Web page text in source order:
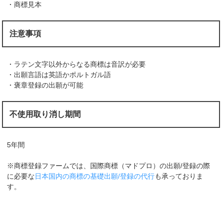
・商標見本
注意事項
・ラテン文字以外からなる商標は音訳が必要
・出願言語は英語かポルトガル語
・褒章登録の出願が可能
不使用取り消し期間
5年間
※商標登録ファームでは、国際商標（マドプロ）の出願/登録の際
に必要な日本国内の商標の基礎出願/登録の代行も承っておりま
す。